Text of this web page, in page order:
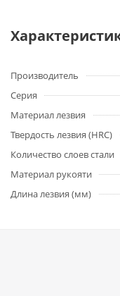
Производитель
Серия
Материал лезвия
Твердость лезвия (HRC)
Количество слоев стали
Материал рукояти
Длина лезвия (мм)